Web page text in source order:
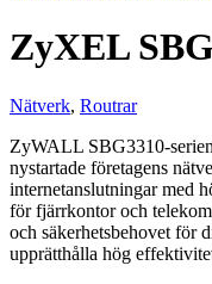
ZyXEL
Nätverk, Routrar
ZyWALL SBG3310-
nystartade företagens
internetanslutningar med
för fjärrkontor och
och säkerhetsbehovet för
upprätthålla hög